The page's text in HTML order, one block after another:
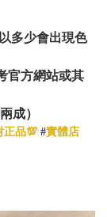
多少會出現色
官方網站或其
成）
正品💯 #實體店